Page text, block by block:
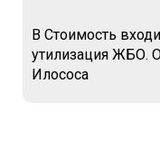
В Стоимость
утилизация ЖБО.
Илососа